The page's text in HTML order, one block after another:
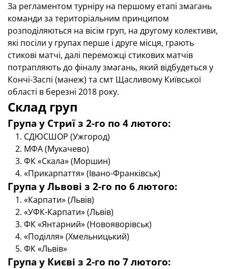
За регламентом турніру на першому етапі змагань
команди за територіальним принципом
розподіляються на вісім груп, на другому колективи,
які посіли у групах перше і друге місця, грають
стикові матчі, далі переможці стикових матчів
потрапляють до фіналу змагань, який відбудеться у
Кончі-Заспі (манеж) та смт Щасливому Київської
області в березні 2018 року.
Склад груп
Група у Стриї з 2-го по 4 лютого:
СДЮСШОР (Ужгород)
МФА (Мукачево)
ФК «Скала» (Моршин)
«Прикарпаття» (Івано-Франківськ)
Група у Львові з 2-го по 6 лютого:
«Карпати» (Львів)
«УФК-Карпати» (Львів)
ФК «Янтарний» (Новояворівськ)
«Поділля» (Хмельницький)
ФК «Львів»
Група у Києві з 2-го по 7 лютого: